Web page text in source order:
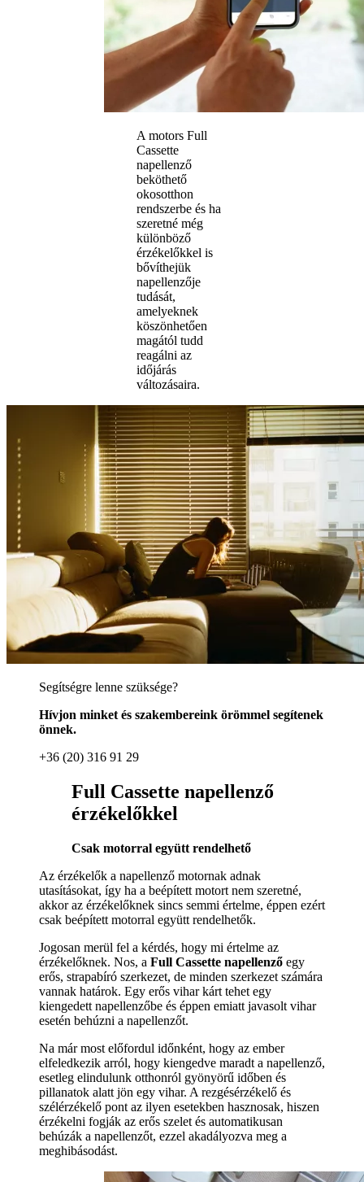
A motors Full
Cassette
napellenző
beköthető
okosotthon
rendszerbe és ha
szeretné még
különböző
érzékelőkkel is
bővíthejük
napellenzője
tudását,
amelyeknek
köszönhetően
magától tudd
reagálni az
időjárás
változásaira.
Segítségre lenne szüksége?
Hívjon minket és szakembereink örömmel segítenek
önnek.
+36 (20) 316 91 29
Full Cassette napellenző
érzékelőkkel
Csak motorral együtt rendelhető
Az érzékelők a napellenző motornak adnak
utasításokat, így ha a beépített motort nem szeretné,
akkor az érzékelőknek sincs semmi értelme, éppen ezért
csak beépített motorral együtt rendelhetők.
Jogosan merül fel a kérdés, hogy mi értelme az
érzékelőknek. Nos, a Full Cassette napellenző egy
erős, strapabíró szerkezet, de minden szerkezet számára
vannak határok. Egy erős vihar kárt tehet egy
kiengedett napellenzőbe és éppen emiatt javasolt vihar
esetén behúzni a napellenzőt.
Na már most előfordul időnként, hogy az ember
elfeledkezik arról, hogy kiengedve maradt a napellenző,
esetleg elindulunk otthonról gyönyörű időben és
pillanatok alatt jön egy vihar. A rezgésérzékelő és
szélérzékelő pont az ilyen esetekben hasznosak, hiszen
érzékelni fogják az erős szelet és automatikusan
behúzák a napellenzőt, ezzel akadályozva meg a
meghibásodást.